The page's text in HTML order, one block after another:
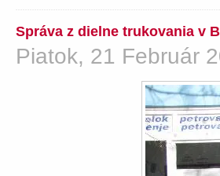
Správa z dielne trukovania v
Piatok, 21 Február